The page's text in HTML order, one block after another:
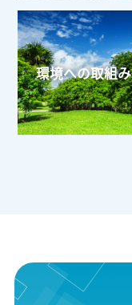
環境への取組み